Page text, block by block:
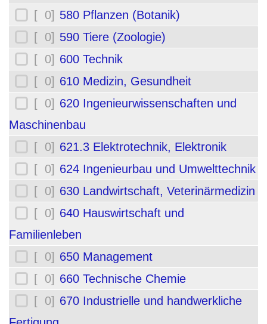
[ 0] 580 Pflanzen (Botanik)
[ 0] 590 Tiere (Zoologie)
[ 0] 600 Technik
[ 0] 610 Medizin, Gesundheit
[ 0] 620 Ingenieurwissenschaften und
Maschinenbau
[ 0] 621.3 Elektrotechnik, Elektronik
[ 0] 624 Ingenieurbau und Umwelttechnik
[ 0] 630 Landwirtschaft, Veterinärmedizin
[ 0] 640 Hauswirtschaft und
Familienleben
[ 0] 650 Management
[ 0] 660 Technische Chemie
[ 0] 670 Industrielle und handwerkliche